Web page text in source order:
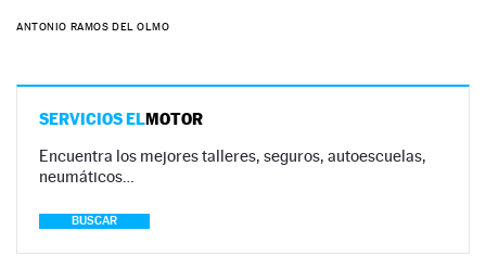
ANTONIO RAMOS DEL OLMO
SERVICIOS ELMOTOR
Encuentra los mejores talleres, seguros, autoescuelas,
neumáticos…
BUSCAR